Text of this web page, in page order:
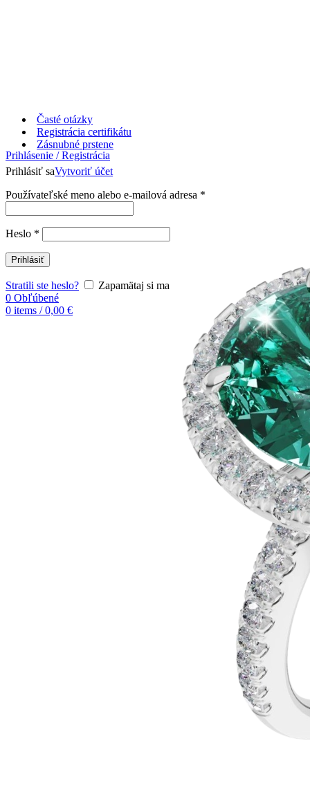
Časté otázky
Registrácia certifikátu
Prihlásenie / Registrácia
Prihlásiť saVytvoriť účet
Používateľské meno alebo e-mailová adresa *
Heslo *
Prihlásiť
Stratili ste heslo?
Zapamätaj si ma
0 Obľúbené
0 items / 0,00 €
Zásnubné prstene